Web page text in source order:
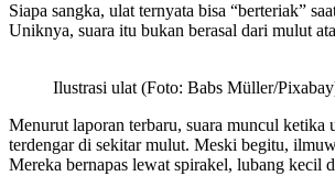
Siapa sangka, ulat ternyata bisa “berteriak”
Uniknya, suara itu bukan berasal dari mulut
Ilustrasi ulat (Foto: Babs Müller/
Menurut laporan terbaru, suara muncul
terdengar di sekitar mulut. Meski begitu,
Mereka bernapas lewat spirakel, lubang kecil